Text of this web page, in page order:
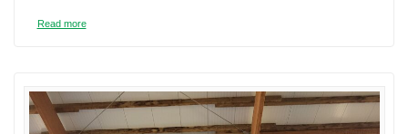
Read more